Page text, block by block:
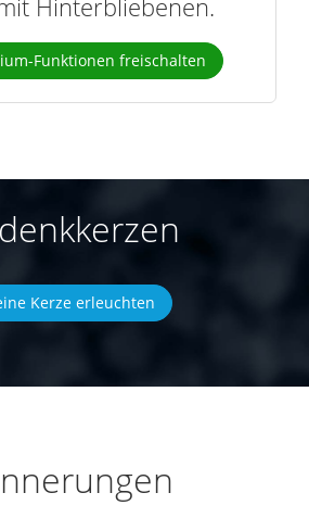
Hinterbliebenen.
Funktionen freischalten
Kerze erleuchten